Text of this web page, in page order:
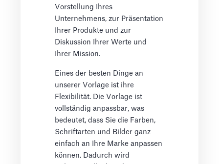
Vorstellung Ihres
Unternehmens, zur Präsentation
Ihrer Produkte und zur
Diskussion Ihrer Werte und
Ihrer Mission.
Eines der besten Dinge an
unserer Vorlage ist ihre
Flexibilität. Die Vorlage ist
vollständig anpassbar, was
bedeutet, dass Sie die Farben,
Schriftarten und Bilder ganz
einfach an Ihre Marke anpassen
können. Dadurch wird